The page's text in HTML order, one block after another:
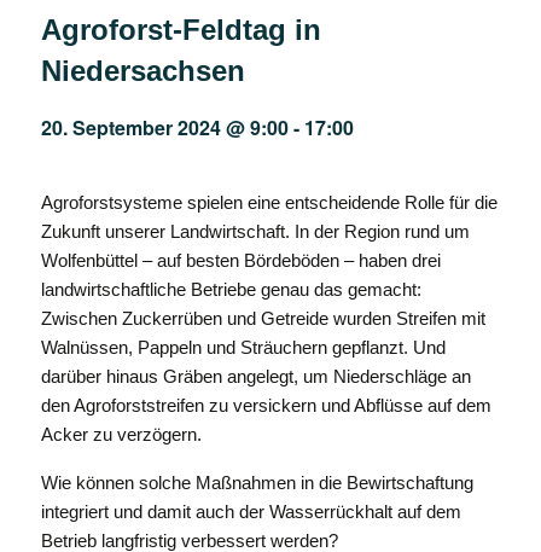
Agroforst-Feldtag in
Niedersachsen
20. September 2024 @ 9:00- 17:00
Agroforstsysteme spielen eine entscheidende Rolle für die
Zukunft unserer Landwirtschaft. In der Region rund um
Wolfenbüttel – auf besten Bördeböden – haben drei
landwirtschaftliche Betriebe genau das gemacht:
Zwischen Zuckerrüben und Getreide wurden Streifen mit
Walnüssen, Pappeln und Sträuchern gepflanzt. Und
darüber hinaus Gräben angelegt, um Niederschläge an
den Agroforststreifen zu versickern und Abflüsse auf dem
Acker zu verzögern.
Wie können solche Maßnahmen in die Bewirtschaftung
integriert und damit auch der Wasserrückhalt auf dem
Betrieb langfristig verbessert werden?